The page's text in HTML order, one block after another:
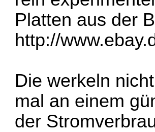
Platten aus der
http://
Die werkeln
mal an einem
der